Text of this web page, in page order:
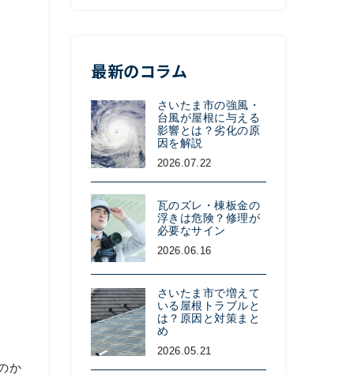
か
最新のコラム
さいたま市の強風・
台風が屋根に与える
影響とは？劣化の原
因を解説
2026.07.22
瓦のズレ・棟板金の
浮きは危険？修理が
必要なサイン
2026.06.16
さいたま市で増えて
いる屋根トラブルと
は？原因と対策まと
め
2026.05.21